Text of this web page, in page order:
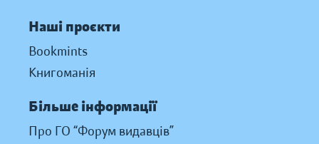
Наші проєкти
Bookmints
Книгоманія
Більше інформації
Про ГО “Форум видавців”